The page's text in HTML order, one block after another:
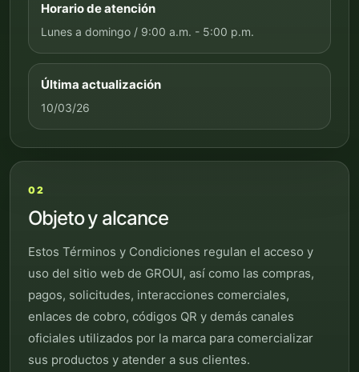
Horario de atención
Lunes a domingo / 9:00 a.m. - 5:00 p.m.
Última actualización
10/03/26
02
Objeto y alcance
Estos Términos y Condiciones regulan el acceso y
uso del sitio web de GROUI, así como las compras,
pagos, solicitudes, interacciones comerciales,
enlaces de cobro, códigos QR y demás canales
oficiales utilizados por la marca para comercializar
sus productos y atender a sus clientes.